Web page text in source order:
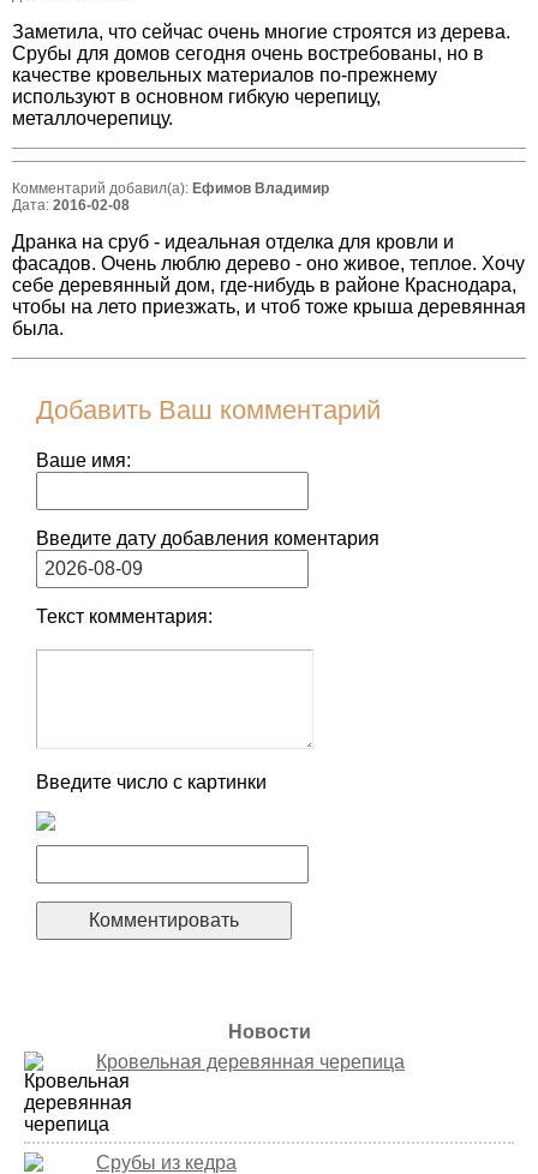
Заметила, что сейчас очень многие строятся из дерева.
Срубы для домов сегодня очень востребованы, но в
качестве кровельных материалов по-прежнему
используют в основном гибкую черепицу,
металлочерепицу.
Комментарий добавил(а): Ефимов Владимир
Дата: 2016-02-08
Дранка на сруб - идеальная отделка для кровли и
фасадов. Очень люблю дерево - оно живое, теплое. Хочу
себе деревянный дом, где-нибудь в районе Краснодара,
чтобы на лето приезжать, и чтоб тоже крыша деревянная
была.
Добавить Ваш комментарий
Ваше имя:
Введите дату добавления коментария
Текст комментария:
Введите число с картинки
Новости
Кровельная деревянная черепица
Срубы из кедра